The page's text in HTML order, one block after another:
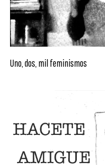
Uno, dos, mil feminismos